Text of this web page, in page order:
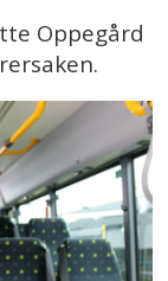
Oppegård